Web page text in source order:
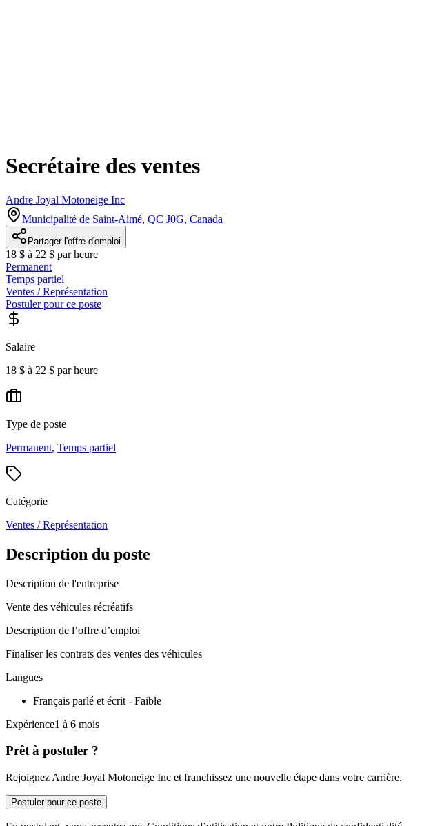
Secrétaire des ventes
Andre Joyal Motoneige Inc
Municipalité de Saint-Aimé, QC J0G, Canada
Partager l'offre d'emploi
18 $ à 22 $ par heure
Permanent
Temps partiel
Ventes / Représentation
Postuler pour ce poste
Salaire
18 $ à 22 $ par heure
Type de poste
Permanent, Temps partiel
Catégorie
Ventes / Représentation
Description du poste
Description de l'entreprise
Vente des véhicules récréatifs
Description de l’offre d’emploi
Finaliser les contrats des ventes des véhicules
Langues
Français parlé et écrit - Faible
Expérience1 à 6 mois
Prêt à postuler ?
Rejoignez Andre Joyal Motoneige Inc et franchissez une nouvelle étape dans votre carrière.
Postuler pour ce poste